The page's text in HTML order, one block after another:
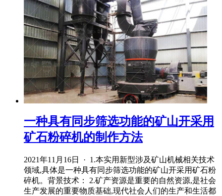
一种具有同步筛选功能的矿山开采用
矿石粉碎机的制作方法
2021年11月16日 · 1.本实用新型涉及矿山机械相关技术
领域,具体是一种具有同步筛选功能的矿山开采用矿石粉
碎机。背景技术： 2.矿产资源是重要的自然资源,是社会
生产发展的重要物质基础,现代社会人们的生产和生活都